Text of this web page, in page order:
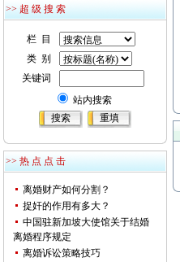
>> 超 级 搜 索
栏 目
类 别
关键词
站内搜索
>> 热 点 点 击
离婚财产如何分割？
捉奸的作用有多大？
中国驻新加坡大使馆关于结婚
离婚程序规定
离婚诉讼策略技巧